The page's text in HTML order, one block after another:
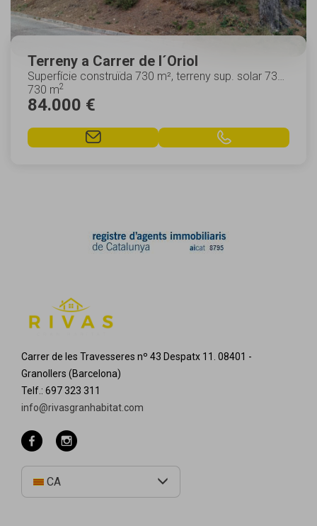
Terreny a Carrer de l´Oriol
Superfície construïda 730 m², terreny sup. solar 730
m², asfaltat, edificable, llicència d'obre...
730 m2
84.000 €
Carrer de les Travesseres nº 43 Despatx 11. 08401 -
Granollers (Barcelona)
Telf.: 697 323 311
info@rivasgranhabitat.com
CA